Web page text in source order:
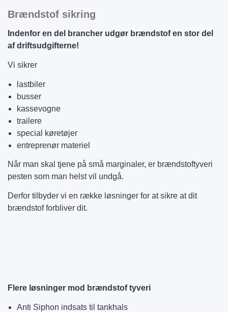
Brændstof sikring
Indenfor en del brancher udgør brændstof en stor del
af driftsudgifterne!
Vi sikrer
lastbiler
busser
kassevogne
trailere
special køretøjer
entreprenør materiel
Når man skal tjene på små marginaler, er brændstoftyveri
pesten som man helst vil undgå.
Derfor tilbyder vi en række løsninger for at sikre at dit
brændstof forbliver dit.
Flere løsninger mod brændstof tyveri
Anti Siphon indsats til tankhals